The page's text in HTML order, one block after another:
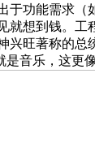
功能需求
想到钱。
旺著称的
音乐，这